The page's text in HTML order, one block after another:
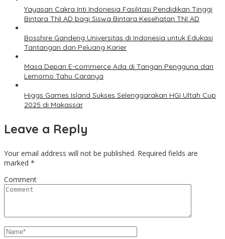
Yayasan Cakra Inti Indonesia Fasilitasi Pendidikan Tinggi
Bintara TNI AD bagi Siswa Bintara Kesehatan TNI AD
Bosshire Gandeng Universitas di Indonesia untuk Edukasi
Tantangan dan Peluang Karier
Masa Depan E-commerce Ada di Tangan Pengguna dan
Lemomo Tahu Caranya
Higgs Games Island Sukses Selenggarakan HGI Ultah Cup
2025 di Makassar
Leave a Reply
Your email address will not be published. Required fields are
marked *
Comment